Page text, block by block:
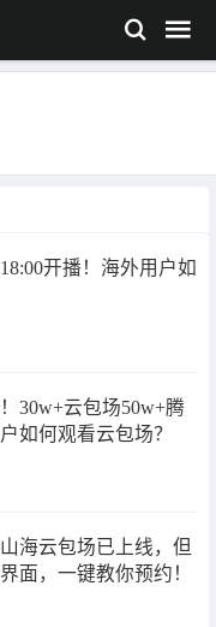
开播！海外用户如
30w+云包场50w+腾
如何观看云包场？
海云包场已上线，但
面，一键教你预约！